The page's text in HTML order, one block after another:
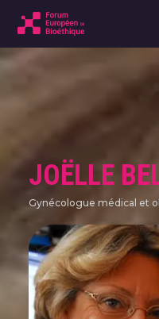
JOËLLE
Gynécologue médical et